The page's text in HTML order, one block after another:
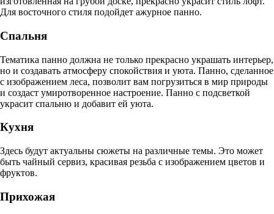
Для восточного стиля подойдет ажурное панно.
Спальня
Тематика панно должна не только прекрасно украшать интерьер,
но и создавать атмосферу спокойствия и уюта. Панно, сделанное
с изображением леса, позволит вам погрузиться в мир природы
и создаст умиротворенное настроение. Панно с подсветкой
украсит спальню и добавит ей уюта.
Кухня
Здесь будут актуальны сюжеты на различные темы. Это может
быть чайный сервиз, красивая резьба с изображением цветов и
фруктов.
Прихожая